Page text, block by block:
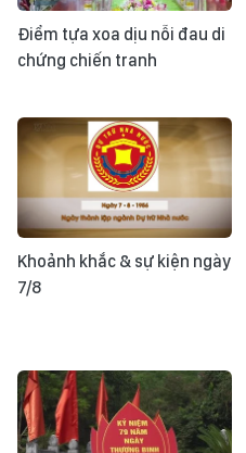
Điểm tựa xoa dịu nỗi đau di
chứng chiến tranh
Khoảnh khắc & sự kiện ngày
7/8